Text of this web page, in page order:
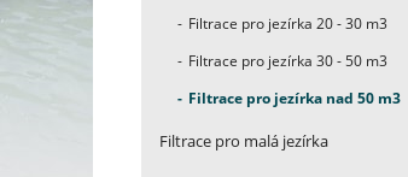
Filtrace pro jezírka 20 - 30 m3
Filtrace pro jezírka 30 - 50 m3
Filtrace pro jezírka nad 50 m3
Filtrace pro malá jezírka